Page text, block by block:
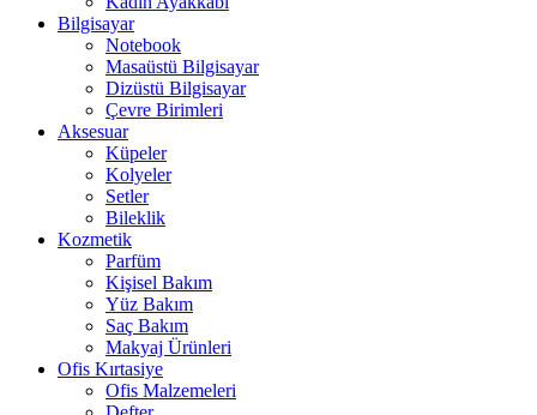
Bilgisayar
Notebook
Masaüstü Bilgisayar
Dizüstü Bilgisayar
Çevre Birimleri
Aksesuar
Küpeler
Kolyeler
Setler
Bileklik
Kozmetik
Parfüm
Kişisel Bakım
Yüz Bakım
Saç Bakım
Makyaj Ürünleri
Ofis Kırtasiye
Ofis Malzemeleri